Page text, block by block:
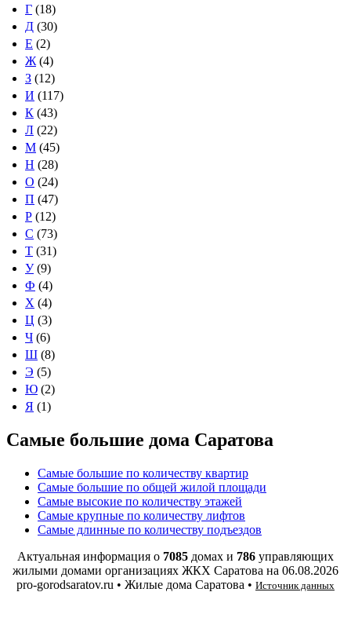
Г (18)
Д (30)
Е (2)
Ж (4)
З (12)
И (117)
К (43)
Л (22)
М (45)
Н (28)
О (24)
П (47)
Р (12)
С (73)
Т (31)
У(9)
Ф (4)
Х (4)
Ц (3)
Ч (6)
Ш (8)
Э (5)
Ю (2)
Я (1)
Самые большие дома Саратова
Самые большие по количеству квартир
Самые большие по общей жилой площади
Самые высокие по количеству этажей
Самые крупные по количеству лифтов
Самые длинные по количеству подъездов
Актуальная информация о 7085 домах и 786 управляющих
жилыми домами организациях ЖКХ Саратова на 06.08.2026
pro-gorodsaratov.ru • Жилые дома Саратова • Источник данных